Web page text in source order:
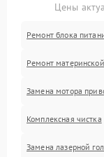
Цены
Ремонт блока
Ремонт
Замена мотора
Комплексная чистка
Замена лазерной